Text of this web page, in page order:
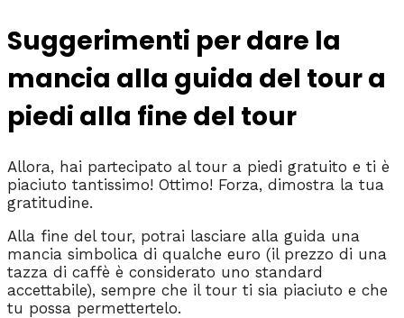
Suggerimenti per dare la
mancia alla guida del tour a
piedi alla fine del tour
Allora, hai partecipato al tour a piedi gratuito e ti è
piaciuto tantissimo! Ottimo! Forza, dimostra la tua
gratitudine.
Alla fine del tour, potrai lasciare alla guida una
mancia simbolica di qualche euro (il prezzo di una
tazza di caffè è considerato uno standard
accettabile), sempre che il tour ti sia piaciuto e che
tu possa permettertelo.